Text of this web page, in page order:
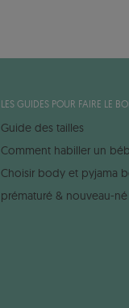
LES GUIDES POUR FAIRE LE
Guide des tailles
Comment habiller un
Choisir body et pyjama
prématuré & nouveau-né